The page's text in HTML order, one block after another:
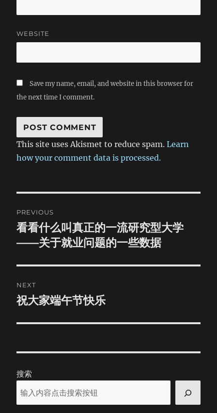
爬了一个小时，来到了山顶。不过我们还要下到冰川旁边去，
这一段没有路，只是一些塌方的巨石堆成的陡坡。我拉着她慢
慢地向下移动，有时候一脚踩空，差一点摔了下去。三十米长
形成于一亿七千万年前（咦，我发现了一个相当严重的问题，
我好像还没告诉大家这是什么地方，晕。怎么犯这样的低级错
误。这里是嘉峪关七一冰川，在一九五八年七月一日被发现并
因此而得名。）用手触到冰层的一瞬间，我才发现这里竟是如
此寒冷，以至于巨型冰川得以万古长存。拍了一些照片，顺便
上的风景了，不再疲于奔命。 回到车上时饿得快要吐了，赶
者，一个个都是武装到牙齿，我穿着一条工装裤，挎着别人的
小包，没吃没喝没睡觉，悠哉悠哉就上到了山顶，还下到了冰
川边上。呵呵，看来还没老呢。 到了旅馆，导游告诉我们，
先收拾一下，晚上九点钟出去吃饭。看看外边天色还早，心想
机上千真万确地显示着现在的时间：晚上八点四十分，只是天
二点了。算一算，嗯，整整四十个小时没有睡觉了。 六月十八
日 早上起得很早，尽管昨天晚上睡觉的时候已经快一点了。
吃完早饭之后，大家去嘉峪关城楼参观。漫漫雄关，如今却正
归。这里只不过是离别的另一种形式罢了，身未动，心已远，
敦者，大也；煌者，盛也。在这里不是看死了几千年的历史，
车，从中午，到下午，一刻不停。这里正在修路，河西走廊的
对着太阳，看着远方。路上断断续续的睡了一会，实际上我非
常难受，不但在胃里，还在心里。但是看着大家的笑脸，我只
WEBSITE
Save my name, email, and website in this browser for
the next time I comment.
This site uses Akismet to reduce spam.Learn
how your comment data is processed.
navigation
PREVIOUS
Previous
post:
看看什么叫真正的一流研究型大学
——关于就业问题的一些数据
NEXT
Next
祝大家端午节快乐
搜索